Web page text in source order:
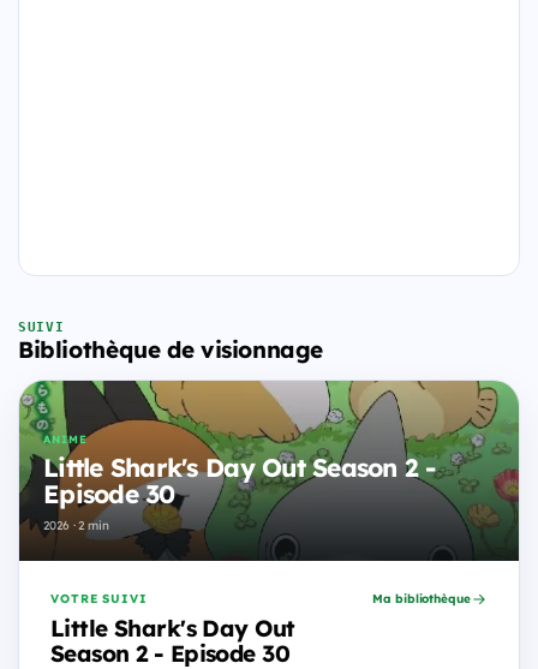
SUIVI
Bibliothèque de visionnage
ANIME
Little Shark's Day Out Season 2 -
Episode 30
2026 · 2 min
VOTRE SUIVI
Little Shark's Day Out
Season 2 - Episode 30
Ma bibliothèque